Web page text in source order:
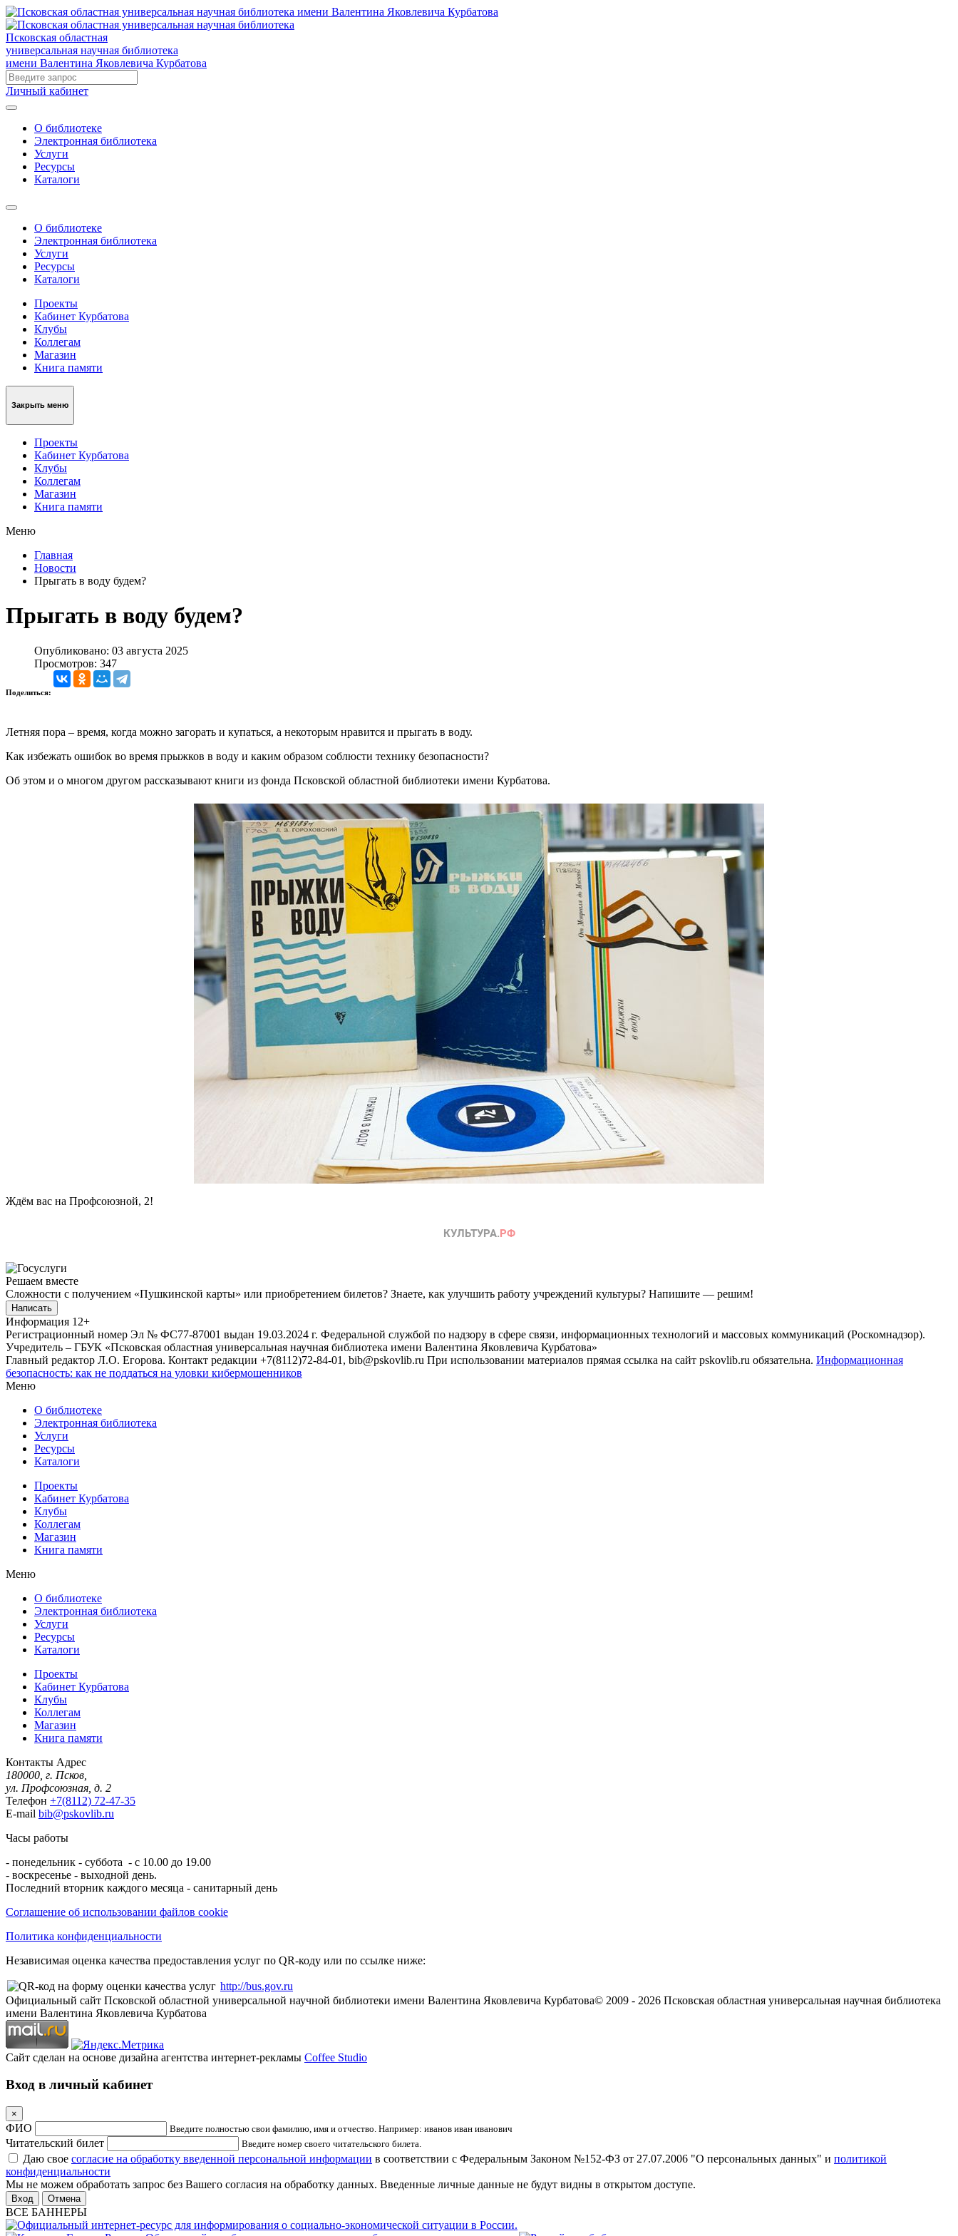
Псковская областная
универсальная научная библиотека
имени Валентина Яковлевича Курбатова
Личный кабинет
О библиотеке
Электронная библиотека
Услуги
Ресурсы
Каталоги
О библиотеке
Электронная библиотека
Услуги
Ресурсы
Каталоги
Проекты
Кабинет Курбатова
Клубы
Коллегам
Магазин
Книга памяти
Закрыть меню
Проекты
Кабинет Курбатова
Клубы
Коллегам
Магазин
Книга памяти
Меню
Главная
Новости
Прыгать в воду будем?
Прыгать в воду будем?
Опубликовано: 03 августа 2025
Просмотров: 347
Поделиться:
Летняя пора – время, когда можно загорать и купаться, а некоторым нравится и прыгать в воду.
Как избежать ошибок во время прыжков в воду и каким образом соблюсти технику безопасности?
Об этом и о многом другом рассказывают книги из фонда Псковской областной библиотеки имени Курбатова.
Ждём вас на Профсоюзной, 2!
Решаем вместе
Сложности с получением «Пушкинской карты» или приобретением билетов? Знаете, как улучшить работу учреждений культуры? Напишите — решим!
Написать
Информация 12+
Регистрационный номер Эл № ФС77-87001 выдан 19.03.2024 г. Федеральной службой по надзору в сфере связи, информационных технологий и массовых коммуникаций (Роскомнадзор).
Учредитель – ГБУК «Псковская областная универсальная научная библиотека имени Валентина Яковлевича Курбатова»
Главный редактор Л.О. Егорова. Контакт редакции +7(8112)72-84-01, bib@pskovlib.ru При использовании материалов прямая ссылка на сайт pskovlib.ru обязательна. Информационная
безопасность: как не поддаться на уловки кибермошенников
Меню
О библиотеке
Электронная библиотека
Услуги
Ресурсы
Каталоги
Проекты
Кабинет Курбатова
Клубы
Коллегам
Магазин
Книга памяти
Меню
О библиотеке
Электронная библиотека
Услуги
Ресурсы
Каталоги
Проекты
Кабинет Курбатова
Клубы
Коллегам
Магазин
Книга памяти
Контакты Адрес
180000, г. Псков,
ул. Профсоюзная, д. 2
Телефон +7(8112) 72-47-35
E-mail bib@pskovlib.ru
Часы работы
- понедельник - суббота - с 10.00 до 19.00
- воскресенье - выходной день.
Последний вторник каждого месяца - санитарный день
Соглашение об использовании файлов cookie
Политика конфиденциальности
Независимая оценка качества предоставления услуг по QR-коду или по ссылке ниже:
http://bus.gov.ru
Официальный сайт Псковской областной универсальной научной библиотеки имени Валентина Яковлевича Курбатова© 2009 - 2026 Псковская областная универсальная научная библиотека
имени Валентина Яковлевича Курбатова
Сайт сделан на основе дизайна агентства интернет-рекламы Coffee Studio
Вход в личный кабинет
×
ФИО Введите полностью свои фамилию, имя и отчество. Например: иванов иван иванович
Читательский билет Введите номер своего читательского билета.
Даю свое согласие на обработку введенной персональной информации в соответствии с Федеральным Законом №152-ФЗ от 27.07.2006 "О персональных данных" и политикой
конфиденциальности
Мы не можем обработать запрос без Вашего согласия на обработку данных. Введенные личные данные не будут видны в открытом доступе.
Отмена
ВСЕ БАННЕРЫ